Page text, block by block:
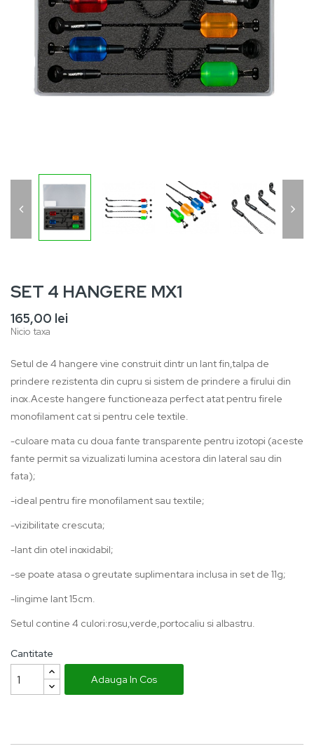
SET 4 HANGERE MX1
165,00 lei
Nicio taxa
Setul de 4 hangere vine construit dintr un lant fin,talpa de
prindere rezistenta din cupru si sistem de prindere a firului din
inox.Aceste hangere functioneaza perfect atat pentru firele
monofilament cat si pentru cele textile.
-culoare mata cu doua fante transparente pentru izotopi (aceste
fante permit sa vizualizati lumina acestora din lateral sau din
fata);
-ideal pentru fire monofilament sau textile;
-vizibilitate crescuta;
-lant din otel inoxidabil;
-se poate atasa o greutate suplimentara inclusa in set de 11g;
-lingime lant 15cm.
Setul contine 4 culori:rosu,verde,portocaliu si albastru.
Cantitate
Adauga In Cos